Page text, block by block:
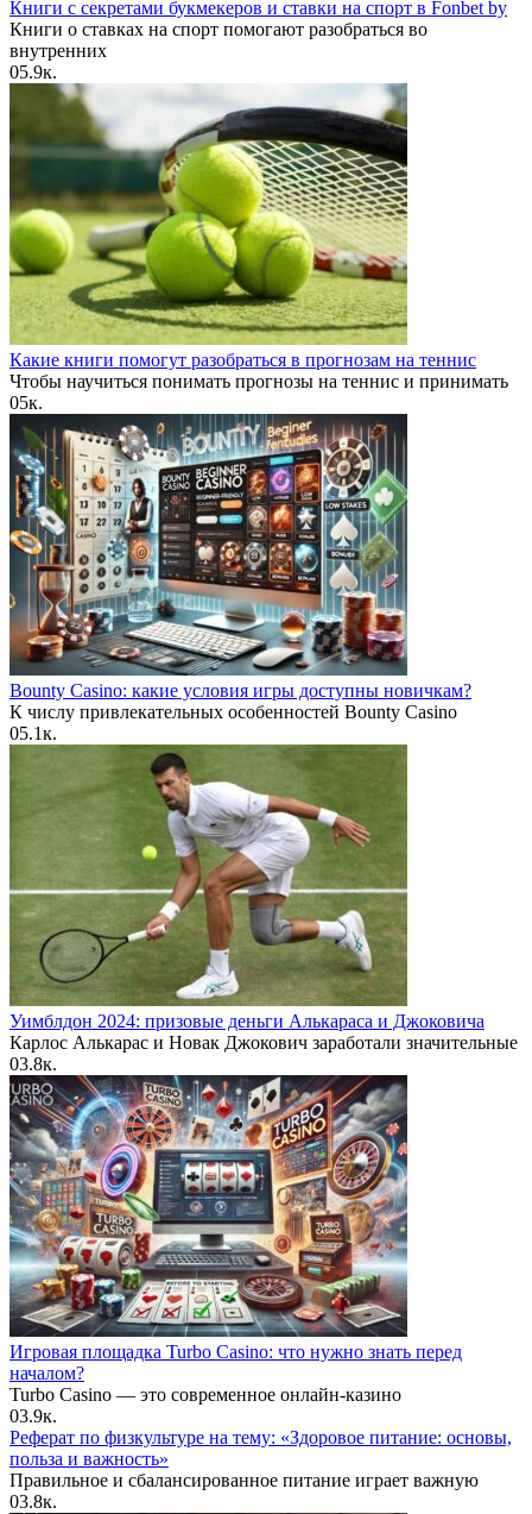
Книги с секретами букмекеров и ставки на спорт в Fonbet by
Книги о ставках на спорт помогают разобраться во
внутренних
05.9к.
Какие книги помогут разобраться в прогнозам на теннис
Чтобы научиться понимать прогнозы на теннис и принимать
05к.
Bounty Casino: какие условия игры доступны новичкам?
К числу привлекательных особенностей Bounty Casino
05.1к.
Уимблдон 2024: призовые деньги Алькараса и Джоковича
Карлос Алькарас и Новак Джокович заработали значительные
03.8к.
Игровая площадка Turbo Casino: что нужно знать перед
началом?
Turbo Casino — это современное онлайн-казино
03.9к.
Реферат по физкультуре на тему: «Здоровое питание: основы,
польза и важность»
Правильное и сбалансированное питание играет важную
03.8к.